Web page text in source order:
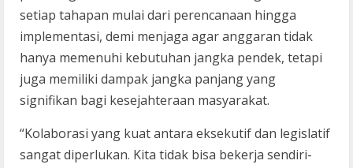
setiap tahapan mulai dari perencanaan hingga
implementasi, demi menjaga agar anggaran tidak
hanya memenuhi kebutuhan jangka pendek, tetapi
juga memiliki dampak jangka panjang yang
signifikan bagi kesejahteraan masyarakat.
“Kolaborasi yang kuat antara eksekutif dan legislatif
sangat diperlukan. Kita tidak bisa bekerja sendiri-